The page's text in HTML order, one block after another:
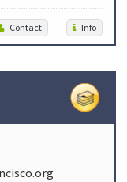
Contact Info